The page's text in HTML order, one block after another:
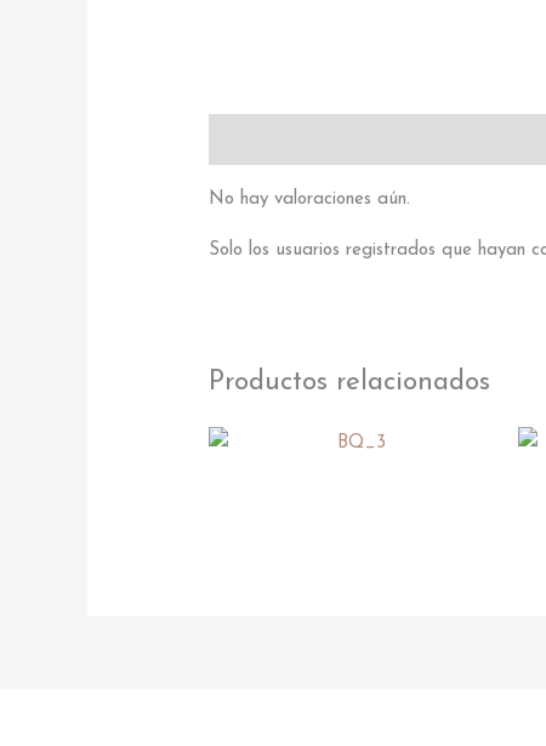
No hay valoraciones aún.
Solo los usuarios registrados que hayan
Productos relacionados